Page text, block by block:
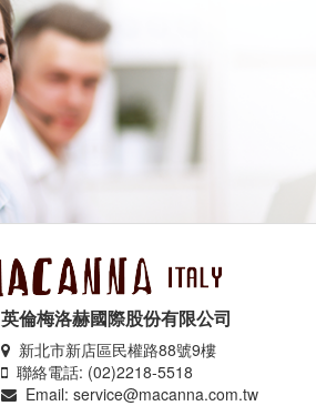
英倫梅洛赫國際股份有限公司
新北市新店區民權路88號9樓
聯絡電話: (02)2218-5518
Email: service@macanna.com.tw